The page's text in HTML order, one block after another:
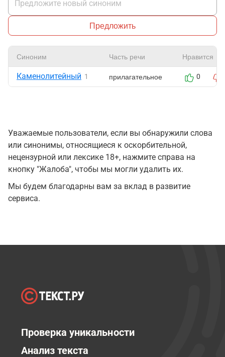
Предложить
Синоним Часть речи Нравится
Каменолитейный 1 прилагательное 0
Уважаемые пользователи, если вы обнаружили слова
или синонимы, относящиеся к оскорбительной,
нецензурной или лексике 18+, нажмите справа на
кнопку "Жалоба", чтобы мы могли удалить их.
Мы будем благодарны вам за вклад в развитие
сервиса.
Проверка уникальности
Анализ текста